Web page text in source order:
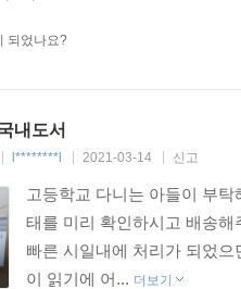
므로 처음부터 더 철저한 시간
했고 그러면서 영상 번역의 재
번역을 위주로 하고 있다. ---
생각지도 못한 일이 벌어지곤
룰 수 있을까? 노력만 하다가
음이 통했는지 내 인생의 회전
되었나요?
내도서
l********l 2021-03-14 신고
고등학교 다니는 아들이 부
태를 미리 확인하시고 배송
빠른 시일내에 처리가 되었
이 읽기에 어... 더보기